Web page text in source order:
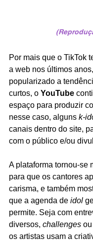
Por mais que o TikTok
a web nos últimos
popularizado a
curtos, o YouTube
espaço para produzir
nesse caso, alguns k-
canais dentro do site,
com o público e/ou
A plataforma tornou-se
para que os cantores
carisma, e também
que a agenda de idol
permite. Seja com
diversos, challenges
os artistas usam a